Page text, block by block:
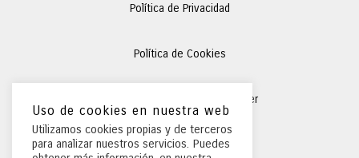
Política de Privacidad
Política de Cookies
de Alquiler
Preguntas Frecuentes
Uso de cookies en nuestra web
Utilizamos cookies propias y de terceros
para analizar nuestros servicios. Puedes